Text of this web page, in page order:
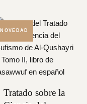
NOVEDAD
Tratado sobre la